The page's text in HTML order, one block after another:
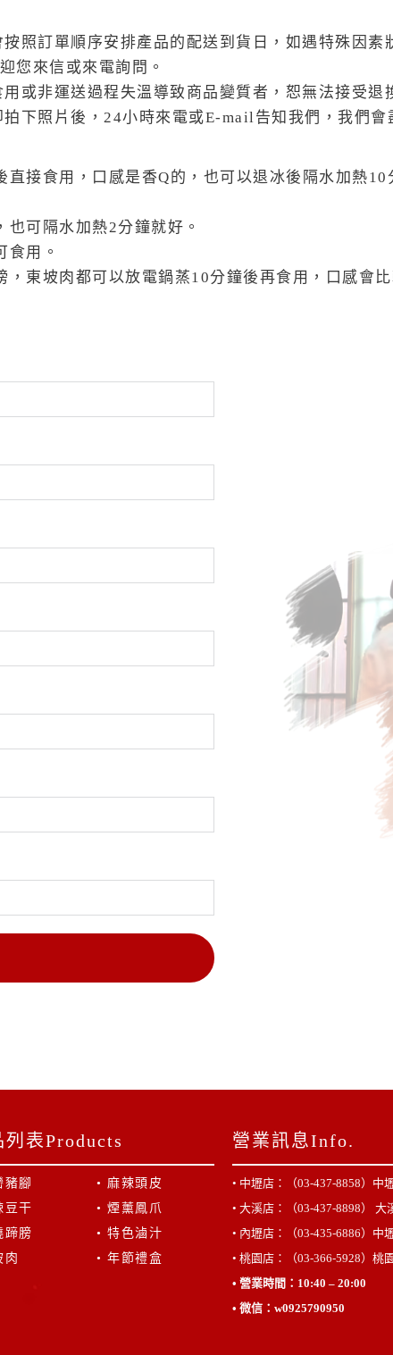
照訂單順序安排產品的配送到貨日，如遇特殊因素
您來信或來電詢問。
或非運送過程失溫導致商品變質者，恕無法接受退
下照片後，24小時來電或E-mail告知我們，我們會
直接食用，口感是香Q的，也可以退冰後隔水加熱
可隔水加熱2分鐘就好。
食用。
東坡肉都可以放電鍋蒸10分鐘後再食用，口感會比
列表Products
豬腳
豆干
蹄膀
肉
• 麻辣頭皮
• 煙薰鳳爪
• 特色滷汁
• 年節禮盒
營業訊息Info.
• 中壢店：（03-437-8858） 中
• 大溪店：（03-437-8898） 大
• 內壢店：（03-435-6886） 中
• 桃園店：（03-366-5928） 桃
• 營業時間：10:40 – 20:00
• 微信 ： w0925790950